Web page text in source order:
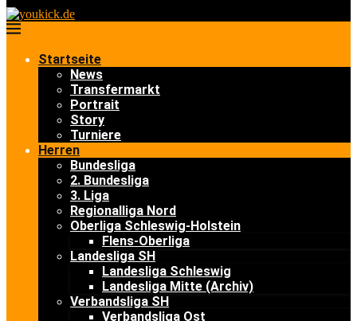
Startseite
News
Transfermarkt
Portrait
Story
Turniere
Herren
Bundesliga
2. Bundesliga
3. Liga
Regionalliga Nord
Oberliga Schleswig-Holstein
Flens-Oberliga
Landesliga SH
Landesliga Schleswig
Landesliga Mitte (Archiv)
Verbandsliga SH
Verbandsliga Ost